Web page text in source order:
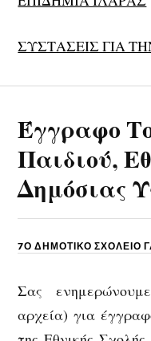
ΣΥΣΤΑΣΕΙΣ ΓΙΑ
Έγγραφο
Παιδιού,
Δημόσιας
7Ο ΔΗΜΟΤΙΚΟ ΣΧΟΛΕΙΟ
Σας
αρχεία) για